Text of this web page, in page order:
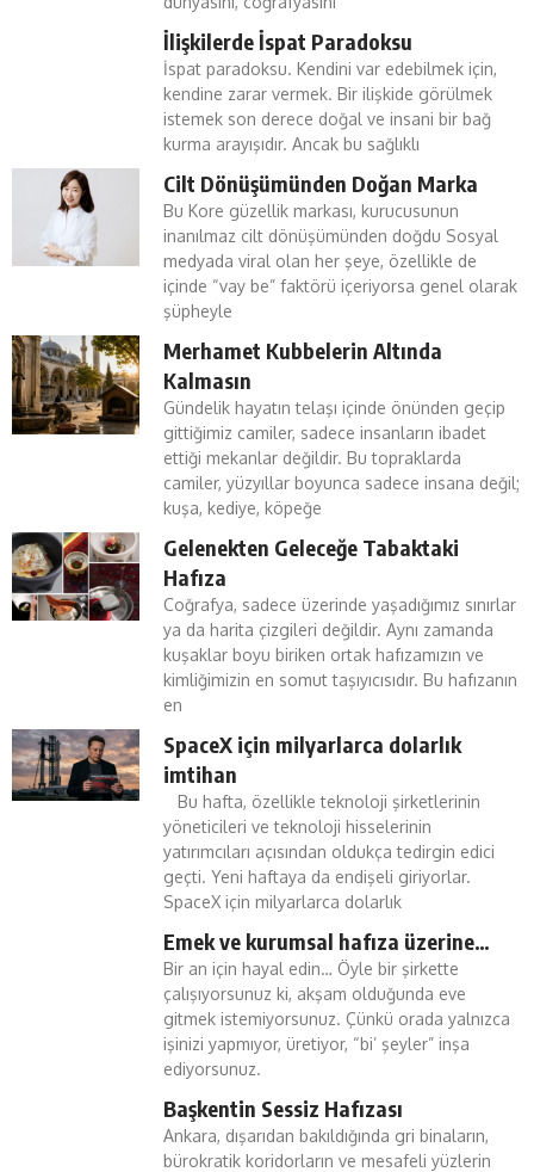
İlişkilerde İspat Paradoksu
İspat paradoksu. Kendini var edebilmek için,
kendine zarar vermek. Bir ilişkide görülmek
istemek son derece doğal ve insani bir bağ
kurma arayışıdır. Ancak bu sağlıklı
Cilt Dönüşümünden Doğan Marka
Bu Kore güzellik markası, kurucusunun
inanılmaz cilt dönüşümünden doğdu Sosyal
medyada viral olan her şeye, özellikle de
içinde “vay be” faktörü içeriyorsa genel olarak
şüpheyle
Merhamet Kubbelerin Altında
Kalmasın
Gündelik hayatın telaşı içinde önünden geçip
gittiğimiz camiler, sadece insanların ibadet
ettiği mekanlar değildir. Bu topraklarda
camiler, yüzyıllar boyunca sadece insana değil;
kuşa, kediye, köpeğe
Gelenekten Geleceğe Tabaktaki
Hafıza
Coğrafya, sadece üzerinde yaşadığımız sınırlar
ya da harita çizgileri değildir. Aynı zamanda
kuşaklar boyu biriken ortak hafızamızın ve
kimliğimizin en somut taşıyıcısıdır. Bu hafızanın
en
SpaceX için milyarlarca dolarlık
imtihan
Bu hafta, özellikle teknoloji şirketlerinin
yöneticileri ve teknoloji hisselerinin
yatırımcıları açısından oldukça tedirgin edici
geçti. Yeni haftaya da endişeli giriyorlar.
SpaceX için milyarlarca dolarlık
Emek ve kurumsal hafıza üzerine…
Bir an için hayal edin… Öyle bir şirkette
çalışıyorsunuz ki, akşam olduğunda eve
gitmek istemiyorsunuz. Çünkü orada yalnızca
işinizi yapmıyor, üretiyor, “bi’ şeyler” inşa
ediyorsunuz.
Başkentin Sessiz Hafızası
Ankara, dışarıdan bakıldığında gri binaların,
bürokratik koridorların ve mesafeli yüzlerin